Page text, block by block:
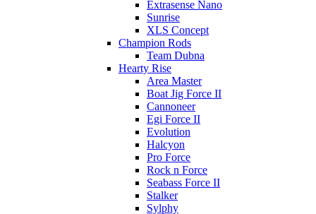
Extrasense Nano
Sunrise
XLS Concept
Champion Rods
Team Dubna
Hearty Rise
Area Master
Boat Jig Force II
Cannoneer
Egi Force II
Evolution
Halcyon
Pro Force
Rock n Force
Seabass Force II
Stalker
Sylphy